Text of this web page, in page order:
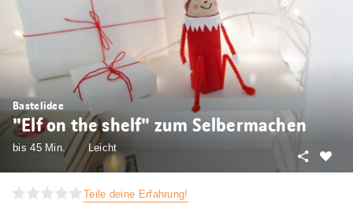
Teile deine Erfahrung!
Bastelidee
"Elf on the shelf" zum Selbermachen
bis 45 Min.
Leicht
Teilen